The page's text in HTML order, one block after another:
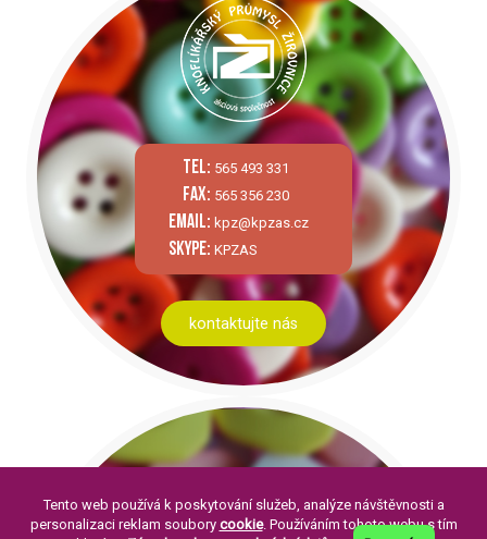
tel: 565 493 331
fax: 565 356 230
email: kpz@kpzas.cz
skype: KPZAS
kontaktujte nás
Tento web používá k poskytování služeb, analýze návštěvnosti a
personalizaci reklam soubory cookie. Používáním tohoto webu s tím